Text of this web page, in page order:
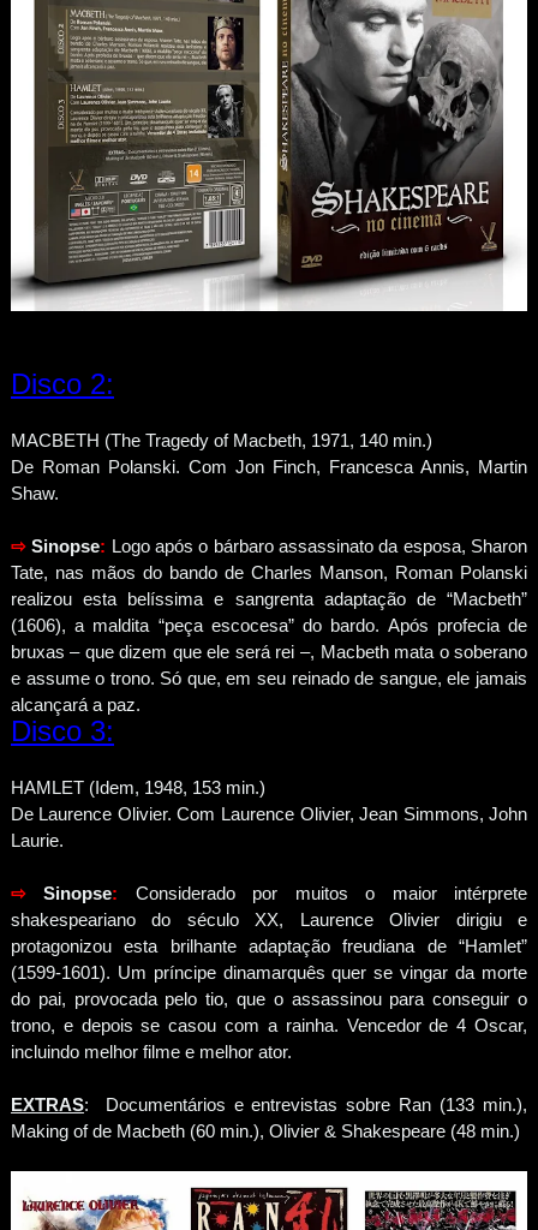
Disco 2:
MACBETH (The Tragedy of Macbeth, 1971, 140 min.)
De Roman Polanski. Com Jon Finch, Francesca Annis, Martin
Shaw.
⇨Sinopse: Logo após o bárbaro assassinato da esposa, Sharon
Tate, nas mãos do bando de Charles Manson, Roman Polanski
realizou esta belíssima e sangrenta adaptação de “Macbeth”
(1606), a maldita “peça escocesa” do bardo. Após profecia de
bruxas – que dizem que ele será rei –, Macbeth mata o soberano
e assume o trono. Só que, em seu reinado de sangue, ele jamais
alcançará a paz.
Disco 3:
HAMLET (Idem, 1948, 153 min.)
De Laurence Olivier. Com Laurence Olivier, Jean Simmons, John
Laurie.
⇨Sinopse: Considerado por muitos o maior intérprete
shakespeariano do século XX, Laurence Olivier dirigiu e
protagonizou esta brilhante adaptação freudiana de “Hamlet”
(1599-1601). Um príncipe dinamarquês quer se vingar da morte
do pai, provocada pelo tio, que o assassinou para conseguir o
trono, e depois se casou com a rainha. Vencedor de 4 Oscar,
incluindo melhor filme e melhor ator.
EXTRAS: Documentários e entrevistas sobre Ran (133 min.),
Making of de Macbeth (60 min.), Olivier & Shakespeare (48 min.)